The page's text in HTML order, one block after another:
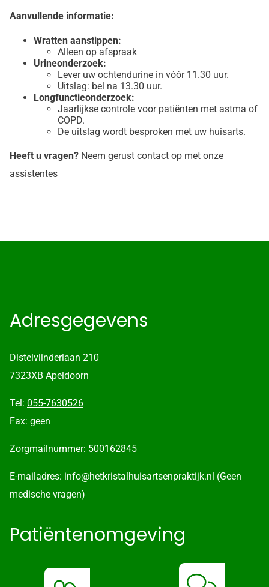
Aanvullende informatie:
Wratten aanstippen:
Alleen op afspraak
Urineonderzoek:
Lever uw ochtendurine in vóór 11.30 uur.
Uitslag: bel na 13.30 uur.
Longfunctieonderzoek:
Jaarlijkse controle voor patiënten met astma of
COPD.
De uitslag wordt besproken met uw huisarts.
Heeft u vragen? Neem gerust contact op met onze
assistentes
Adresgegevens
Distelvlinderlaan 210
7323XB Apeldoorn
Tel: 055-7630526
Fax: geen
Zorgmailnummer: 500162845
E-mailadres: info@hetkristalhuisartsenpraktijk.nl (Geen
medische vragen)
Patiëntenomgeving